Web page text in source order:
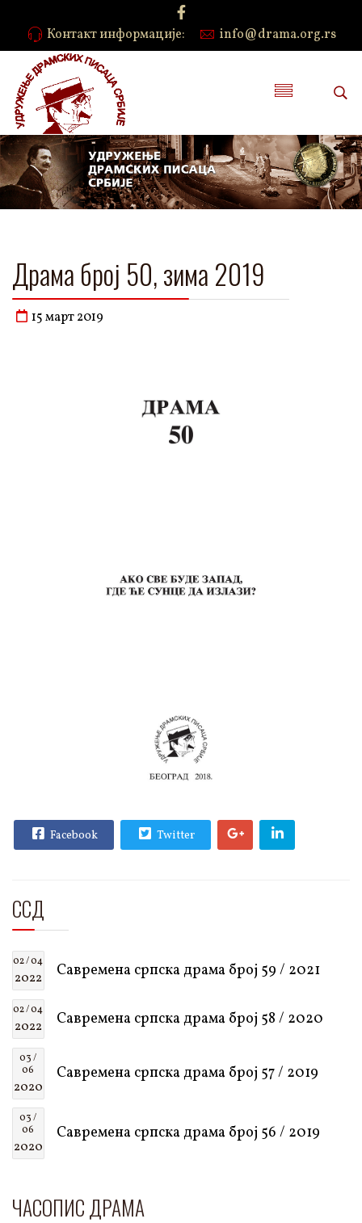
Контакт информације: info@drama.org.rs
Драма број 50, зима 2019
15 март 2019
Facebook Twitter
ССД
02 / 04
2022 Савремена српска драма број 59 / 2021
02 / 04
2022 Савремена српска драма број 58 / 2020
03 /
06
2020
Савремена српска драма број 57 / 2019
03 /
06
2020
Савремена српска драма број 56 / 2019
ЧАСОПИС ДРАМА